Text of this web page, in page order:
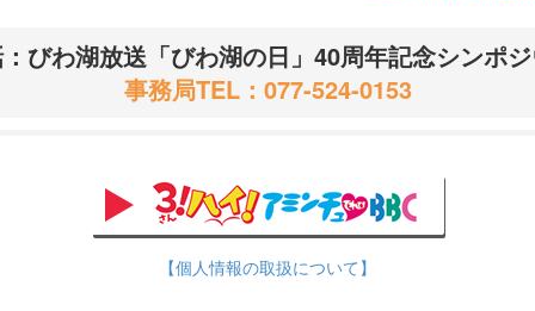
びわ湖放送「びわ湖の日」40周年記念シンポ
事務局TEL： 077-524-0153
【個人情報の取扱について】